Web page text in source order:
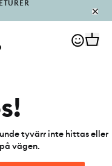
tyvärr inte hittas eller
vägen.